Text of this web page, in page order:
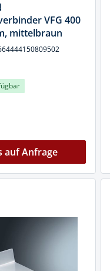
VFG 400
mittelbraun
auf Anfrage